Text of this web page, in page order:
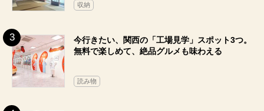
収納
今行きたい、関西の「工場見学」スポット3つ。
無料で楽しめて、絶品グルメも味わえる
読み物